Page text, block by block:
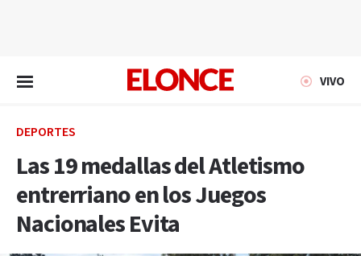
VIVO
DEPORTES
Las 19 medallas del Atletismo
entrerriano en los Juegos
Nacionales Evita